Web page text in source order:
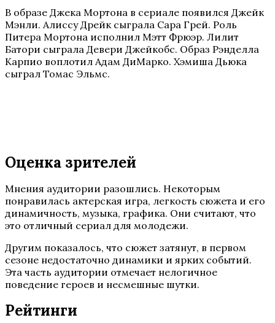
В образе Джека Мортона в сериале появился Джейк
Мэнли. Алиссу Дрейк сыграла Сара Грей. Роль
Питера Мортона исполнил Мэтт Фрюэр. Лилит
Батори сыграла Девери Джейкобс. Образ Рэнделла
Карпио воплотил Адам ДиМарко. Хэмиша Дьюка
сыграл Томас Эльмс.
Оценка зрителей
Мнения аудитории разошлись. Некоторым
понравилась актерская игра, легкость сюжета и его
динамичность, музыка, графика. Они считают, что
это отличный сериал для молодежи.
Другим показалось, что сюжет затянут, в первом
сезоне недостаточно динамики и ярких событий.
Эта часть аудитории отмечает нелогичное
поведение героев и несмешные шутки.
Рейтинги